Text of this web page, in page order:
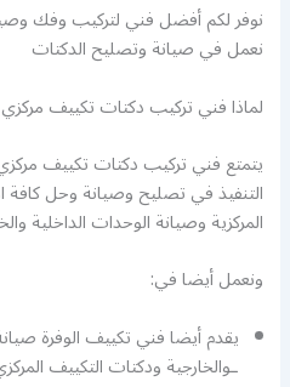
نوفر لكم أفضل فني لتركيب وفك
نعمل في صيانة وتصليح الدكتات
لماذا فني تركيب دكتات تكييف
يتمتع فني تركيب دكتات تكييف مركزي
التنفيذ في تصليح وصيانة وحل كافة
المركزية وصيانة الوحدات الداخلية
ونعمل أيضا في:
يقدم أيضا فني تكييف الوفرة
ـوالخارجية ودكتات التكييف